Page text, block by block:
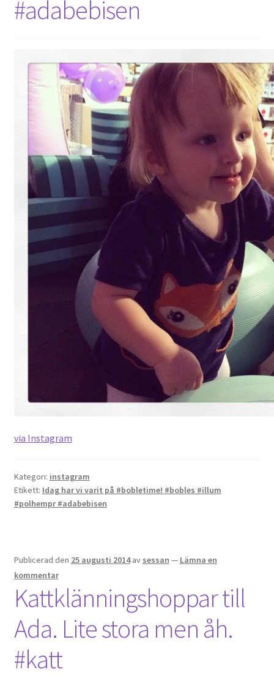
#adabebisen
via Instagram
Kategori: instagram
Etikett: Idag har vi varit på #bobletime! #bobles #illum
#polhempr #adabebisen
Publicerad den 25 augusti 2014 av sessan — Lämna en
kommentar
Kattklänningshoppar till
Ada. Lite stora men åh.
#katt